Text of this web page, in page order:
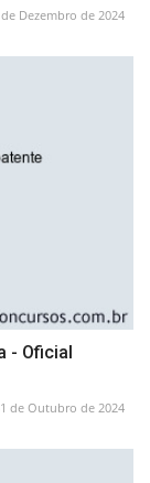
de Dezembro de 2024
- Oficial
de Outubro de 2024